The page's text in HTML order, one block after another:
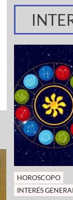
HOROSCOPO
INTERÉS